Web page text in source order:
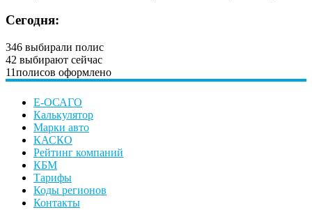
Сегодня:
346 выбирали полис
42 выбирают сейчас
11полисов оформлено
Е-ОСАГО
Калькулятор
Марки авто
КАСКО
Рейтинг компаний
КБМ
Тарифы
Коды регионов
Контакты